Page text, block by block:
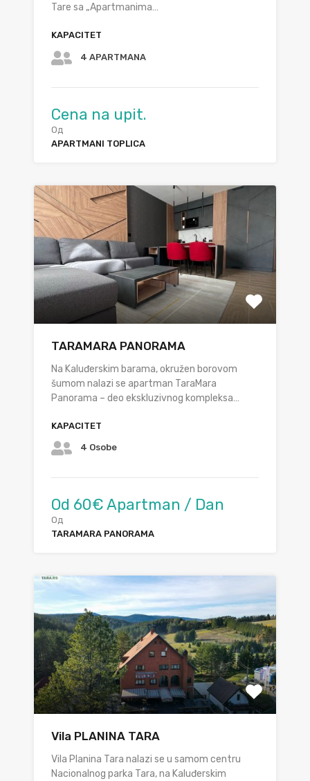
Tare sa „Apartmanima…
KAPACITET
4 APARTMANA
Cena na upit.
Од
APARTMANI TOPLICA
TARAMARA PANORAMA
Na Kaluđerskim barama, okružen borovom
šumom nalazi se apartman TaraMara
Panorama – deo ekskluzivnog kompleksa…
KAPACITET
4 Osobe
Od 60€ Apartman / Dan
Од
TARAMARA PANORAMA
Vila PLANINA TARA
Vila Planina Tara nalazi se u samom centru
Nacionalnog parka Tara, na Kaluđerskim